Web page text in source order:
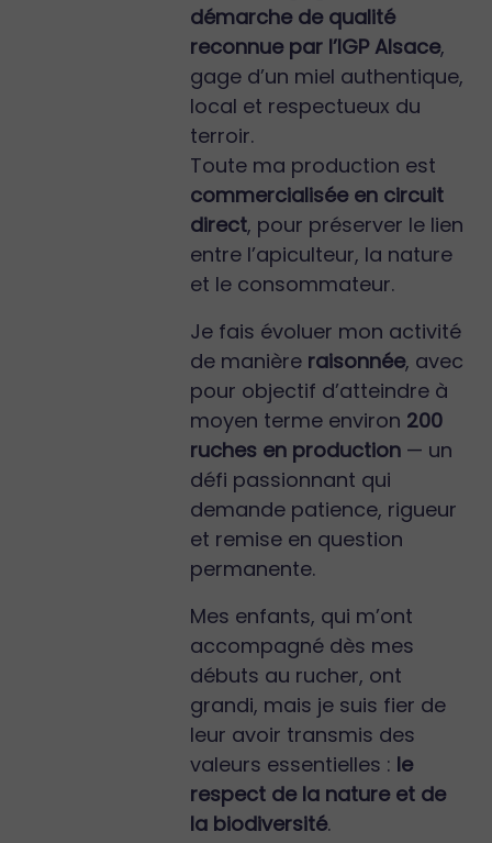
démarche de qualité
reconnue par l’IGP Alsace,
gage d’un miel authentique,
local et respectueux du
terroir.
Toute ma production est
commercialisée en circuit
direct, pour préserver le lien
entre l’apiculteur, la nature
et le consommateur.
Je fais évoluer mon activité
de manière raisonnée, avec
pour objectif d’atteindre à
moyen terme environ 200
ruches en production — un
défi passionnant qui
demande patience, rigueur
et remise en question
permanente.
Mes enfants, qui m’ont
accompagné dès mes
débuts au rucher, ont
grandi, mais je suis fier de
leur avoir transmis des
valeurs essentielles : le
respect de la nature et de
la biodiversité.